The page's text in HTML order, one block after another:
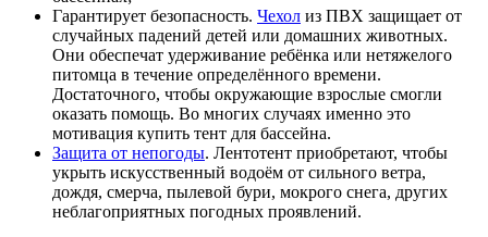
Гарантирует безопасность. Чехол из ПВХ защищает от
случайных падений детей или домашних животных.
Они обеспечат удерживание ребёнка или нетяжелого
питомца в течение определённого времени.
Достаточного, чтобы окружающие взрослые смогли
оказать помощь. Во многих случаях именно это
мотивация купить тент для бассейна.
Защита от непогоды. Лентотент приобретают, чтобы
укрыть искусственный водоём от сильного ветра,
дождя, смерча, пылевой бури, мокрого снега, других
неблагоприятных погодных проявлений.